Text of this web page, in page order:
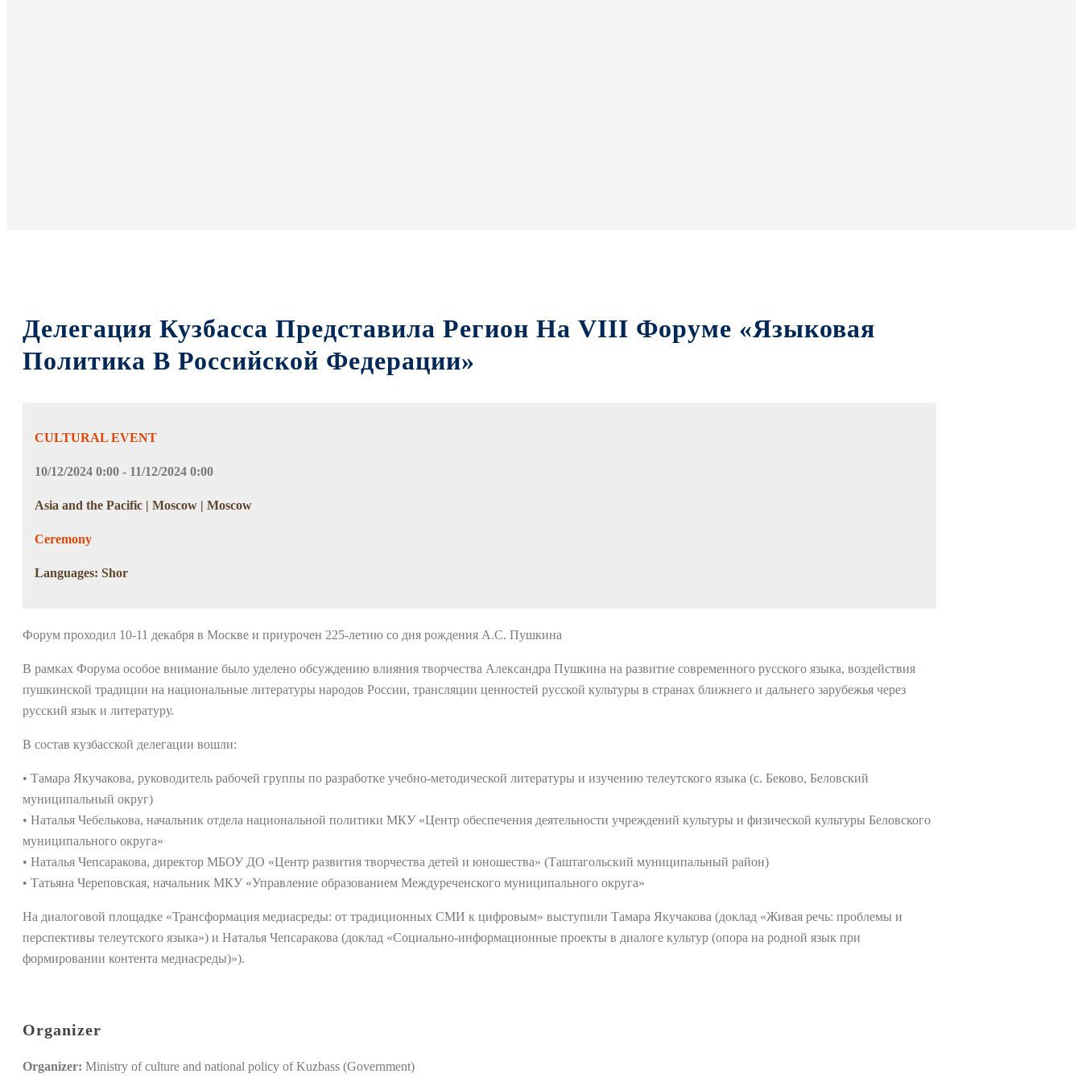
Делегация Кузбасса Представила Регион На VIII Форуме «Языковая
Политика В Российской Федерации»
CULTURAL EVENT
10/12/2024 0:00 - 11/12/2024 0:00
Asia and the Pacific | Moscow | Moscow
Ceremony
Languages: Shor
Форум проходил 10-11 декабря в Москве и приурочен 225-летию со дня рождения А.С. Пушкина
В рамках Форума особое внимание было уделено обсуждению влияния творчества Александра Пушкина на развитие современного русского языка, воздействия
пушкинской традиции на национальные литературы народов России, трансляции ценностей русской культуры в странах ближнего и дальнего зарубежья через
русский язык и литературу.
В состав кузбасской делегации вошли:
• Тамара Якучакова, руководитель рабочей группы по разработке учебно-методической литературы и изучению телеутского языка (с. Беково, Беловский
муниципальный округ)
• Наталья Чебелькова, начальник отдела национальной политики МКУ «Центр обеспечения деятельности учреждений культуры и физической культуры Беловского
муниципального округа»
• Наталья Чепсаракова, директор МБОУ ДО «Центр развития творчества детей и юношества» (Таштагольский муниципальный район)
• Татьяна Череповская, начальник МКУ «Управление образованием Междуреченского муниципального округа»
На диалоговой площадке «Трансформация медиасреды: от традиционных СМИ к цифровым» выступили Тамара Якучакова (доклад «Живая речь: проблемы и
перспективы телеутского языка») и Наталья Чепсаракова (доклад «Социально-информационные проекты в диалоге культур (опора на родной язык при
формировании контента медиасреды)»).
Organizer
Organizer: Ministry of culture and national policy of Kuzbass (Government)